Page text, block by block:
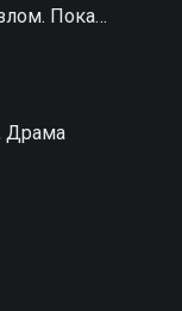
Пока
странные
Драма